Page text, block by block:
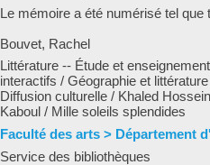
Le mémoire a été numérisé tel que
Bouvet, Rachel
Littérature -- Étude et
interactifs / Géographie et
Diffusion culturelle / Khaled
Kaboul / Mille soleils splendides
Faculté des arts > Département
Service des bibliothèques